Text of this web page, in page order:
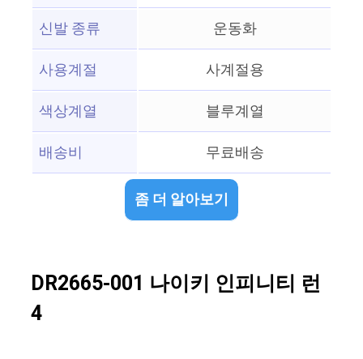
신발 종류
운동화
사용계절
사계절용
색상계열
블루계열
배송비
무료배송
좀 더 알아보기
DR2665-001 나이키 인피니티 런
4